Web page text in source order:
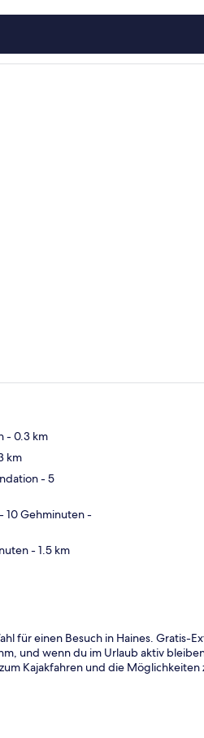
- 0.3 km
km
- 5
- 10 Gehminuten-
- 1.5 km
für einen Besuch in Haines. Gratis-
und wenn du im Urlaub aktiv
Kajakfahren und die